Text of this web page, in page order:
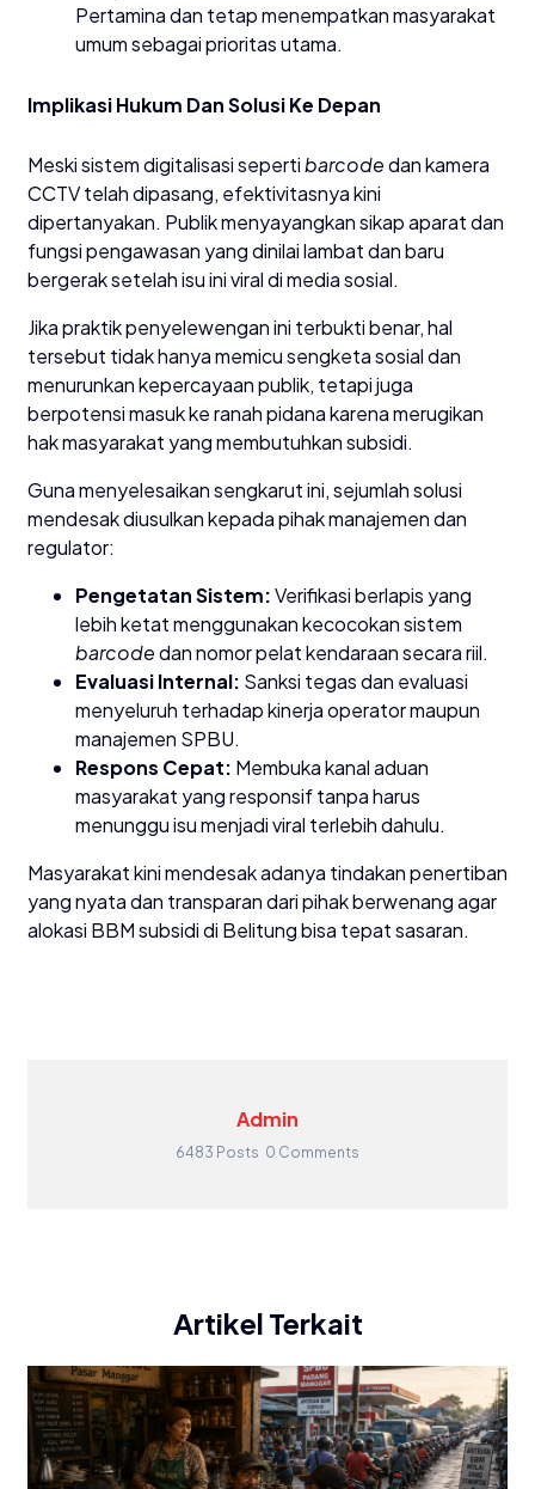
Pertamina dan tetap menempatkan masyarakat
umum sebagai prioritas utama.
​Implikasi Hukum Dan Solusi Ke Depan
​Meski sistem digitalisasi sepertibarcodedan kamera
CCTV telah dipasang, efektivitasnya kini
dipertanyakan. Publik menyayangkan sikap aparat dan
fungsi pengawasan yang dinilai lambat dan baru
bergerak setelah isu ini viral di media sosial.
​Jika praktik penyelewengan ini terbukti benar, hal
tersebut tidak hanya memicu sengketa sosial dan
menurunkan kepercayaan publik, tetapi juga
berpotensi masuk ke ranah pidana karena merugikan
hak masyarakat yang membutuhkan subsidi.
​Guna menyelesaikan sengkarut ini, sejumlah solusi
mendesak diusulkan kepada pihak manajemen dan
regulator:
Pengetatan Sistem:Verifikasi berlapis yang
lebih ketat menggunakan kecocokan sistem
barcodedan nomor pelat kendaraan secara riil.
Evaluasi Internal: Sanksi tegas dan evaluasi
menyeluruh terhadap kinerja operator maupun
manajemen SPBU.
Respons Cepat: Membuka kanal aduan
masyarakat yang responsif tanpa harus
menunggu isu menjadi viral terlebih dahulu.
​Masyarakat kini mendesak adanya tindakan penertiban
yang nyata dan transparan dari pihak berwenang agar
alokasi BBM subsidi di Belitung bisa tepat sasaran.
Admin
6483 Posts 0 Comments
Artikel Terkait